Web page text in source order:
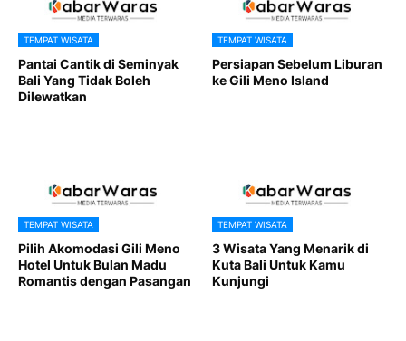
TEMPAT WISATA
Pantai Cantik di Seminyak
Bali Yang Tidak Boleh
Dilewatkan
TEMPAT WISATA
Persiapan Sebelum Liburan
ke Gili Meno Island
TEMPAT WISATA
Pilih Akomodasi Gili Meno
Hotel Untuk Bulan Madu
Romantis dengan Pasangan
TEMPAT WISATA
3 Wisata Yang Menarik di
Kuta Bali Untuk Kamu
Kunjungi